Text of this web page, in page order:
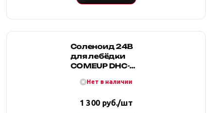
Соленоид 24В
для лебёдки
COMEUP DHC-
Нет в наличии
1 300 руб./шт